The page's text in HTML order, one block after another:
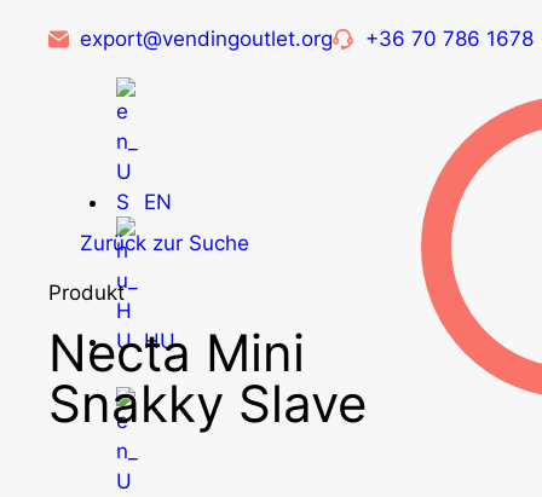
export@vendingoutlet.org +36 70 786 1678
EN
HU
Zurück zur Suche
Produkt
Necta Mini
Snakky Slave